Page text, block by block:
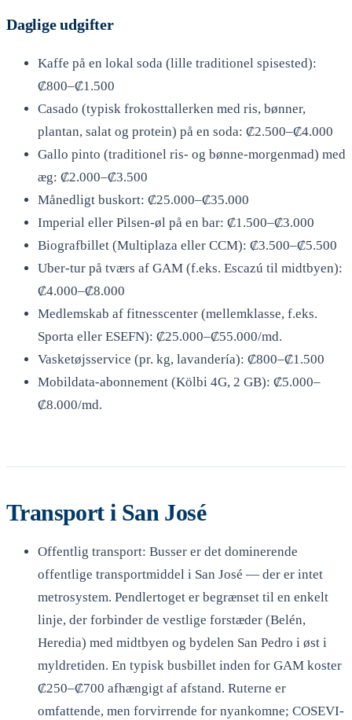
Daglige udgifter
Kaffe på en lokal soda (lille traditionel spisested):
₡800–₡1.500
Casado (typisk frokosttallerken med ris, bønner,
plantan, salat og protein) på en soda: ₡2.500–₡4.000
Gallo pinto (traditionel ris- og bønne-morgenmad) med
æg: ₡2.000–₡3.500
Månedligt buskort: ₡25.000–₡35.000
Imperial eller Pilsen-øl på en bar: ₡1.500–₡3.000
Biografbillet (Multiplaza eller CCM): ₡3.500–₡5.500
Uber-tur på tværs af GAM (f.eks. Escazú til midtbyen):
₡4.000–₡8.000
Medlemskab af fitnesscenter (mellemklasse, f.eks.
Sporta eller ESEFN): ₡25.000–₡55.000/md.
Vasketøjsservice (pr. kg, lavandería): ₡800–₡1.500
Mobildata-abonnement (Kölbi 4G, 2 GB): ₡5.000–
₡8.000/md.
Transport i San José
Offentlig transport: Busser er det dominerende
offentlige transportmiddel i San José — der er intet
metrosystem. Pendlertoget er begrænset til en enkelt
linje, der forbinder de vestlige forstæder (Belén,
Heredia) med midtbyen og bydelen San Pedro i øst i
myldretiden. En typisk busbillet inden for GAM koster
₡250–₡700 afhængigt af afstand. Ruterne er
omfattende, men forvirrende for nyankomne; COSEVI-